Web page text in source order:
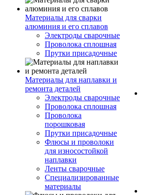
Материалы для сварки
алюминия и его сплавов
Электроды сварочные
Проволока сплошная
Прутки присадочные
Материалы для наплавки и
ремонта деталей
Электроды сварочные
Проволока сплошная
Проволока
порошковая
Прутки присадочные
Флюсы и проволоки
для износостойкой
наплавки
Ленты сварочные
Специализированные
материалы